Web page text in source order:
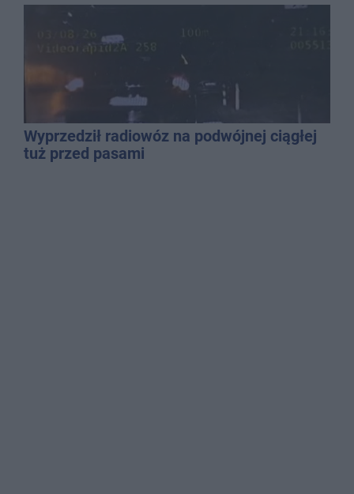
Wyprzedził radiowóz na podwójnej ciągłej
tuż przed pasami